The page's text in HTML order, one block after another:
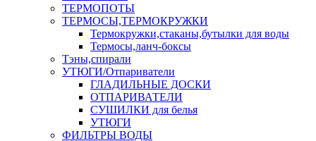
ТЕРМОПОТЫ
ТЕРМОСЫ,ТЕРМОКРУЖКИ
Термокружки,стаканы,бутылки для воды
Термосы,ланч-боксы
Тэны,спирали
УТЮГИ/Отпариватели
ГЛАДИЛЬНЫЕ ДОСКИ
ОТПАРИВАТЕЛИ
СУШИЛКИ для белья
УТЮГИ
ФИЛЬТРЫ ВОДЫ